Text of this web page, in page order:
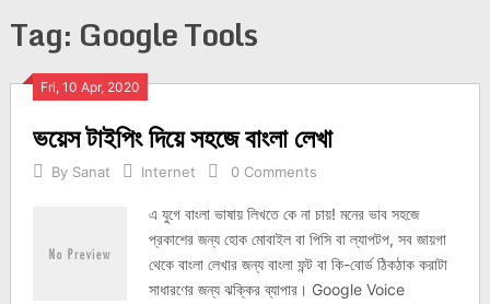
Tag: Google Tools
Fri, 10 Apr, 2020
ভয়েস টাইপিং দিয়ে সহজে বাংলা লেখা
By Sanat Internet 0 Comments
এ যুগে বাংলা ভাষায় লিখতে কে না চায়! মনের ভাব সহজে
প্রকাশের জন্য হোক মোবাইল বা পিসি বা ল্যাপটপ, সব জায়গা
থেকে বাংলা লেখার জন্য বাংলা ফন্ট বা কি-বোর্ড ঠিকঠাক করাটা
সাধারণের জন্য ঝক্কির ব্যাপার। Google Voice
Posts
navigation